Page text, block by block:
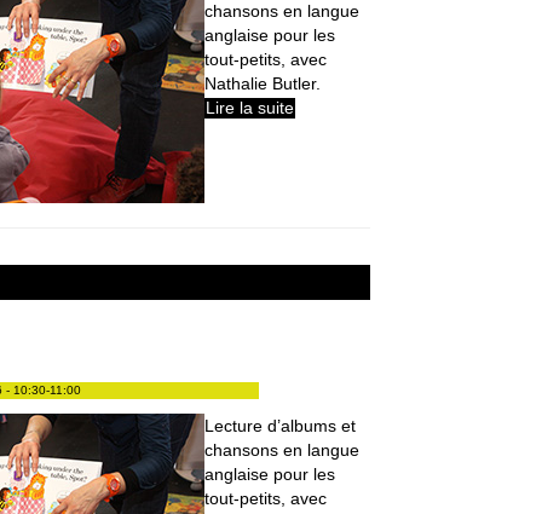
chansons en langue
anglaise pour les
tout-petits, avec
Nathalie Butler.
Lire la suite
- 10:30-11:00
Lecture d’albums et
chansons en langue
anglaise pour les
tout-petits, avec